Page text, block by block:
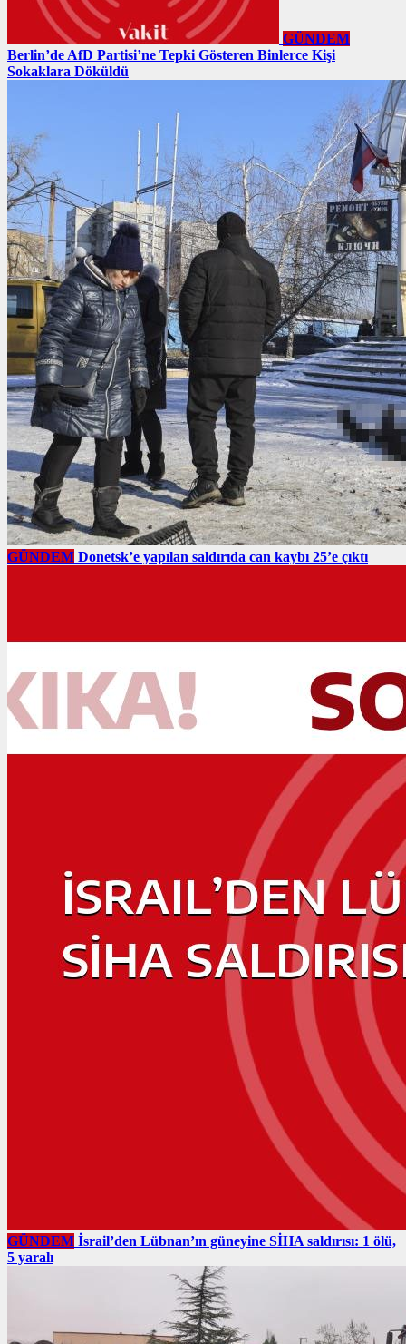
GÜNDEM
Berlin’de AfD Partisi’ne Tepki Gösteren Binlerce Kişi
Sokaklara Döküldü
GÜNDEM Donetsk’e yapılan saldırıda can kaybı 25’e çıktı
GÜNDEM İsrail’den Lübnan’ın güneyine SİHA saldırısı: 1 ölü,
5 yaralı